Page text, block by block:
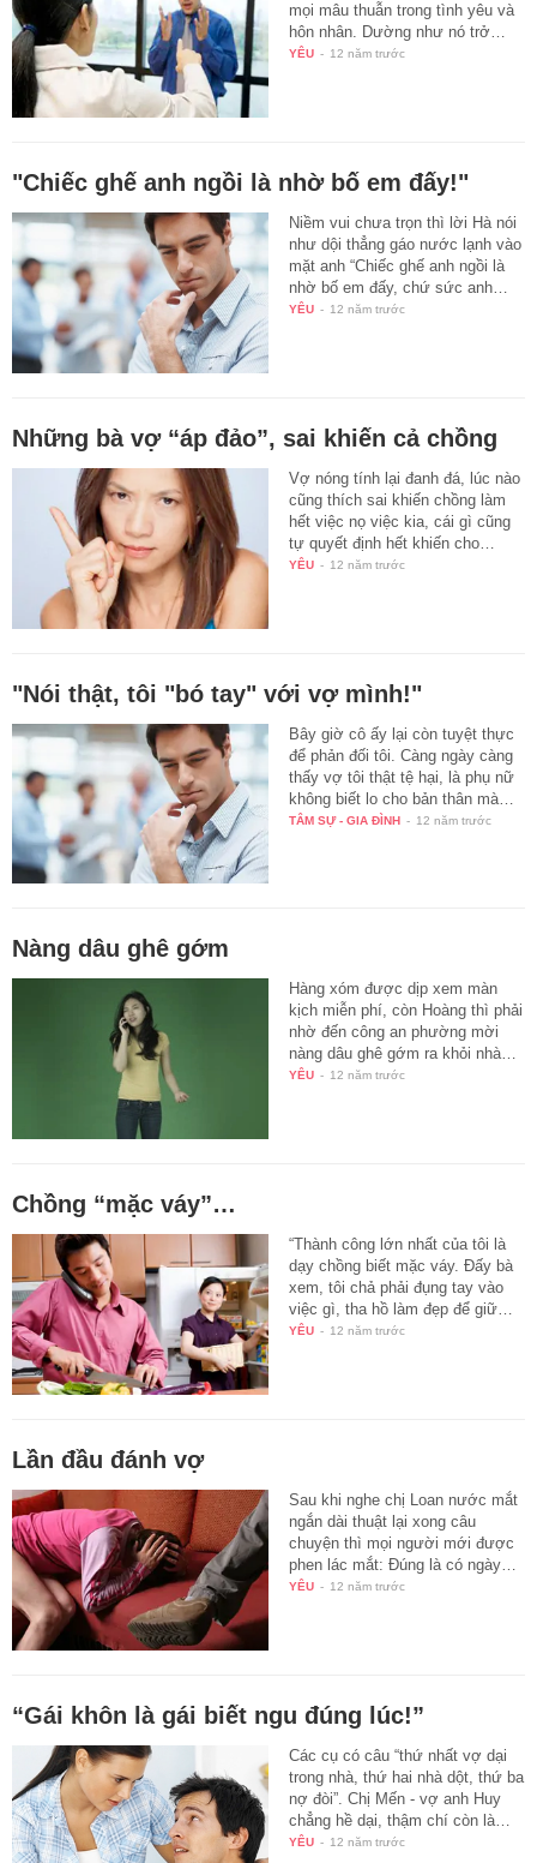
mọi mâu thuẫn trong tình yêu và
hôn nhân. Dường như nó trở…
YÊU - 12 năm trước
"Chiếc ghế anh ngồi là nhờ bố em đấy!"
Niềm vui chưa trọn thì lời Hà nói
như dội thẳng gáo nước lạnh vào
mặt anh “Chiếc ghế anh ngồi là
nhờ bố em đấy, chứ sức anh…
YÊU - 12 năm trước
Những bà vợ “áp đảo”, sai khiến cả chồng
Vợ nóng tính lại đanh đá, lúc nào
cũng thích sai khiến chồng làm
hết việc nọ việc kia, cái gì cũng
tự quyết định hết khiến cho…
YÊU - 12 năm trước
"Nói thật, tôi "bó tay" với vợ mình!"
Bây giờ cô ấy lại còn tuyệt thực
để phản đối tôi. Càng ngày càng
thấy vợ tôi thật tệ hại, là phụ nữ
không biết lo cho bản thân mà…
TÂM SỰ - GIA ĐÌNH - 12 năm trước
Nàng dâu ghê gớm
Hàng xóm được dịp xem màn
kịch miễn phí, còn Hoàng thì phải
nhờ đến công an phường mời
nàng dâu ghê gớm ra khỏi nhà…
YÊU - 12 năm trước
Chồng “mặc váy”…
“Thành công lớn nhất của tôi là
dạy chồng biết mặc váy. Đấy bà
xem, tôi chả phải đụng tay vào
việc gì, tha hồ làm đẹp để giữ…
YÊU - 12 năm trước
Lần đầu đánh vợ
Sau khi nghe chị Loan nước mắt
ngắn dài thuật lại xong câu
chuyện thì mọi người mới được
phen lác mắt: Đúng là có ngày…
YÊU - 12 năm trước
“Gái khôn là gái biết ngu đúng lúc!”
Các cụ có câu “thứ nhất vợ dại
trong nhà, thứ hai nhà dột, thứ ba
nợ đòi”. Chị Mến - vợ anh Huy
chẳng hề dại, thậm chí còn là…
YÊU - 12 năm trước